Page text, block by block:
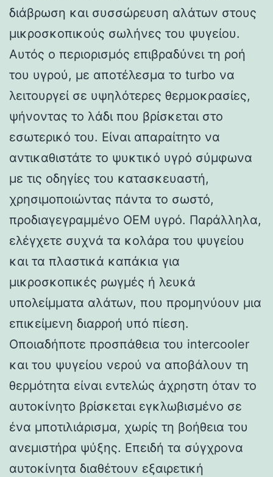
διάβρωση και συσσώρευση αλάτων στους
μικροσκοπικούς σωλήνες του ψυγείου.
Αυτός ο περιορισμός επιβραδύνει τη ροή
του υγρού, με αποτέλεσμα το turbo να
λειτουργεί σε υψηλότερες θερμοκρασίες,
ψήνοντας το λάδι που βρίσκεται στο
εσωτερικό του. Είναι απαραίτητο να
αντικαθιστάτε το ψυκτικό υγρό σύμφωνα
με τις οδηγίες του κατασκευαστή,
χρησιμοποιώντας πάντα το σωστό,
προδιαγεγραμμένο OEM υγρό. Παράλληλα,
ελέγχετε συχνά τα κολάρα του ψυγείου
και τα πλαστικά καπάκια για
μικροσκοπικές ρωγμές ή λευκά
υπολείμματα αλάτων, που προμηνύουν μια
επικείμενη διαρροή υπό πίεση.
Οποιαδήποτε προσπάθεια του intercooler
και του ψυγείου νερού να αποβάλουν τη
θερμότητα είναι εντελώς άχρηστη όταν το
αυτοκίνητο βρίσκεται εγκλωβισμένο σε
ένα μποτιλιάρισμα, χωρίς τη βοήθεια του
ανεμιστήρα ψύξης. Επειδή τα σύγχρονα
αυτοκίνητα διαθέτουν εξαιρετική